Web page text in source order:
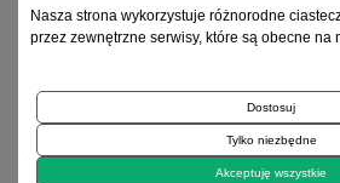
Archiwum 1995–2023
2010, tom 26, zeszyt 3-4
Artykuł poglądowy
Nasza strona wykorzystuje różnorodne
przez zewnętrzne serwisy, które są obecne na
Dostosuj
Tylko niezbędne
Akceptuję wszystkie